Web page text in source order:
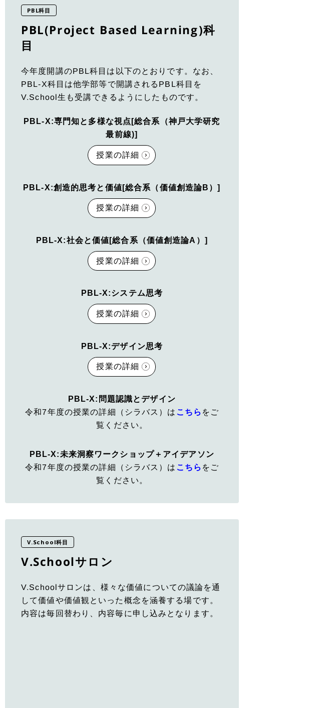
PBL科目
PBL(Project Based Learning)科
目
今年度開講のPBL科目は以下のとおりです。なお、
PBL-X科目は他学部等で開講されるPBL科目を
V.School生も受講できるようにしたものです。
PBL-X:専門知と多様な視点[総合系（神戸大学研究
最前線)]
授業の詳細
PBL-X:創造的思考と価値[総合系（価値創造論B）]
授業の詳細
PBL-X:社会と価値[総合系（価値創造論A）]
授業の詳細
PBL-X:システム思考
授業の詳細
PBL-X:デザイン思考
授業の詳細
PBL-X:問題認識とデザイン
令和7年度の授業の詳細（シラバス）は こちら をご
覧ください。
PBL-X:未来洞察ワークショップ＋アイデアソン
令和7年度の授業の詳細（シラバス）は こちら をご
覧ください。
V.School科目
V.Schoolサロン
V.Schoolサロンは、様々な価値についての議論を通
して価値や価値観といった概念を涵養する場です。
内容は毎回替わり、内容毎に申し込みとなります。